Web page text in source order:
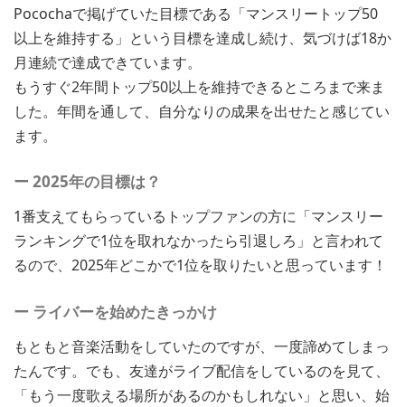
Pocochaで掲げていた目標である「マンスリートップ50
以上を維持する」という目標を達成し続け、気づけば18か
月連続で達成できています。
もうすぐ2年間トップ50以上を維持できるところまで来ま
した。年間を通して、自分なりの成果を出せたと感じてい
ます。
ー 2025年の目標は？
1番支えてもらっているトップファンの方に「マンスリー
ランキングで1位を取れなかったら引退しろ」と言われて
るので、2025年どこかで1位を取りたいと思っています！
ー ライバーを始めたきっかけ
もともと音楽活動をしていたのですが、一度諦めてしまっ
たんです。でも、友達がライブ配信をしているのを見て、
「もう一度歌える場所があるのかもしれない」と思い、始